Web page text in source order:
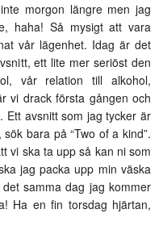
morgon längre men jag
haha! Så mysigt att vara
vår lägenhet. Idag är det
ett lite mer seriöst den
vår relation till alkohol,
vi drack första gången och
Ett avsnitt som jag tycker är
bara på “Two of a kind”.
vi ska ta upp så kan ni som
jag packa upp min väska
samma dag jag kommer
Ha en fin torsdag hjärtan,